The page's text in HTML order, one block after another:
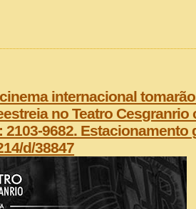
internacional
no Teatro Cesgranrio
9682. Estacionamento
d/38847